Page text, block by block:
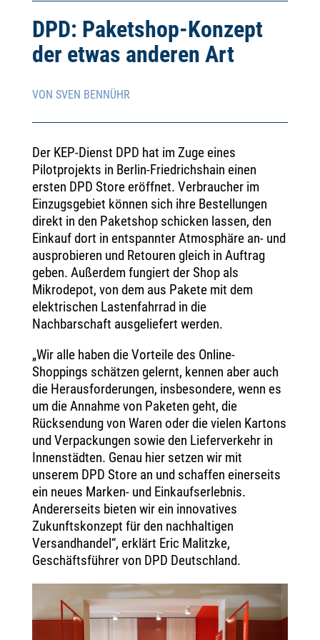
DPD: Paketshop-Konzept
der etwas anderen Art
VON SVEN BENNÜHR
Der KEP-Dienst DPD hat im Zuge eines
Pilotprojekts in Berlin-Friedrichshain einen
ersten DPD Store eröffnet. Verbraucher im
Einzugsgebiet können sich ihre Bestellungen
direkt in den Paketshop schicken lassen, den
Einkauf dort in entspannter Atmosphäre an- und
ausprobieren und Retouren gleich in Auftrag
geben. Außerdem fungiert der Shop als
Mikrodepot, von dem aus Pakete mit dem
elektrischen Lastenfahrrad in die
Nachbarschaft ausgeliefert werden.
„Wir alle haben die Vorteile des Online-
Shoppings schätzen gelernt, kennen aber auch
die Herausforderungen, insbesondere, wenn es
um die Annahme von Paketen geht, die
Rücksendung von Waren oder die vielen Kartons
und Verpackungen sowie den Lieferverkehr in
Innenstädten. Genau hier setzen wir mit
unserem DPD Store an und schaffen einerseits
ein neues Marken- und Einkaufserlebnis.
Andererseits bieten wir ein innovatives
Zukunftskonzept für den nachhaltigen
Versandhandel“, erklärt Eric Malitzke,
Geschäftsführer von DPD Deutschland.